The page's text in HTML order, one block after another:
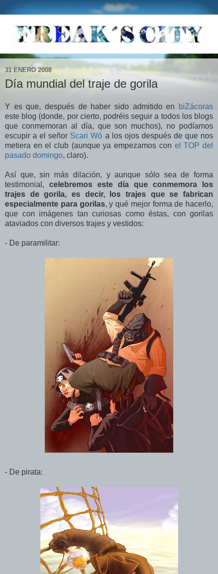
31 ENERO 2008
Día mundial del traje de gorila
Y es que, después de haber sido admitido en
biZácoras
este blog (donde, por cierto, podréis seguir a todos los blogs
que conmemoran al día, que son muchos), no podíamos
escupir a el señor Scari Wó a los ojos después de que nos
metiera en el club (aunque ya empezamos con el TOP del
pasado domingo, claro).
Así que, sin más dilación, y aunque sólo sea de forma
testimonial, celebremos este día que conmemora los
trajes de gorila, es decir, los trajes que se fabrican
especialmente para gorilas, y qué mejor forma de hacerlo,
que con imágenes tan curiosas como éstas, con gorilas
ataviados con diversos trajes y vestidos:
- De paramilitar:
- De pirata: